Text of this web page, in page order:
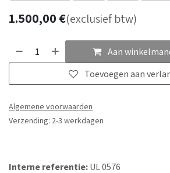
1.500,00€(exclusief btw)
Aan
Toevoegen aan
Algemene voorwaarden
Verzending: 2-3 werkdagen
Interne referentie: UL 0576